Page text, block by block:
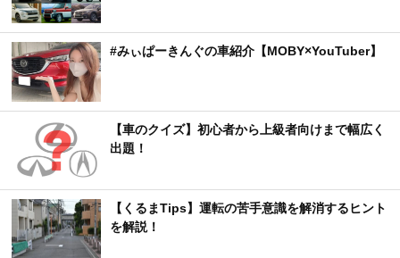
#みぃぱーきんぐの車紹介【MOBY×YouTuber】
【車のクイズ】初心者から上級者向けまで幅広く
出題！
【くるまTips】運転の苦手意識を解消するヒント
を解説！